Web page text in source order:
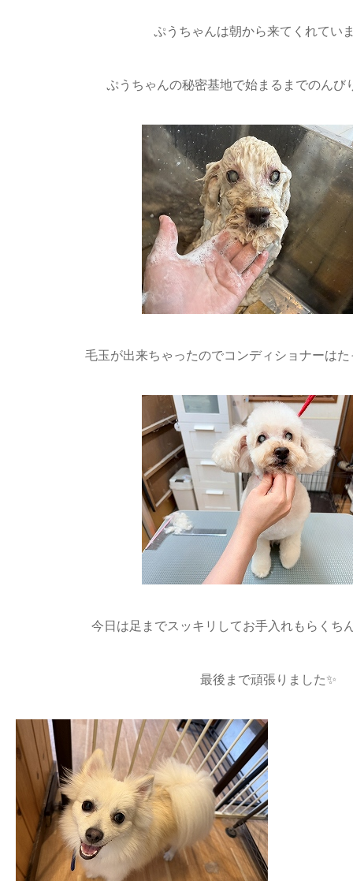
ぷうちゃんは朝から来てくれてい
ぷうちゃんの秘密基地で始まるまでのんび
毛玉が出来ちゃったのでコンディショナーは
今日は足までスッキリしてお手入れもらくち
最後まで頑張りました✨